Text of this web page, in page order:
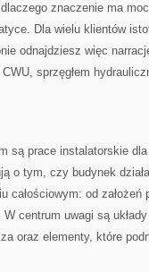
znaczenie ma
Dla wielu klientów
odnajdziesz więc
sprzęgłem
są prace instalatorskie
o tym, czy budynek
całościowym: od założeń
centrum uwagi są
oraz elementy, które